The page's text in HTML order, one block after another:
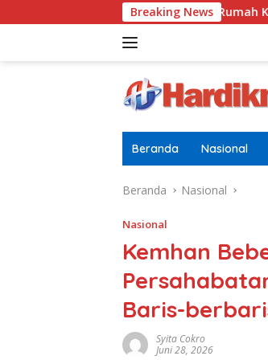
ke
Breaking News
Tugasnya Jaga Rumah Kosong dan
Beranda Nasional
Beranda Nasional
Nasional
Kemhan
Baris-
Syita Cokro
Juni 28, 2026